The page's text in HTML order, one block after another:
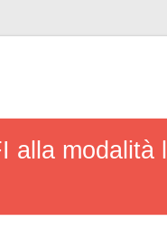
alla modalità